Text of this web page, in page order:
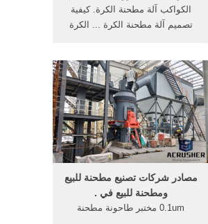
الكواكب آلة مطحنة الكرة. كيفية
تصميم آلة مطحنة الكرة ... الكرة
مصادر شركات تصنيع مطحنة للبيع
ومطحنة للبيع في .
0.1um مختبر طاحونة مطحنة